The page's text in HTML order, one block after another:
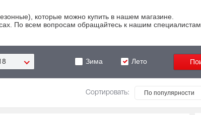
которые можно купить в нашем магазине.
По всем вопросам обращайтесь к нашим специалистам.
Зима Лето
Сортировать: По популярности